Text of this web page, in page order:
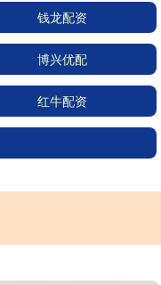
钱龙配资
博兴优配
红牛配资